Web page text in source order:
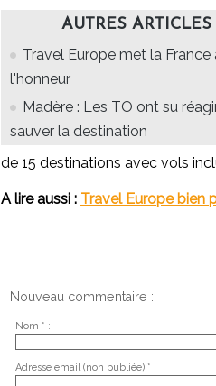
AUTRES ARTICLES
Travel Europe met la France
l'honneur
Madère : Les TO ont su
sauver la destination
de 15 destinations avec vols
A lire aussi : Travel Europe bien
Nouveau commentaire :
Nom * :
Adresse email (non publiée) * :